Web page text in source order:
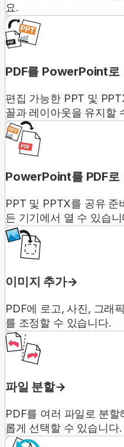
요.
PDF를 PowerPoint로
편집 가능한 PPT 및
꼴과 레이아웃을 유지할
PowerPoint를 PDF로
PPT 및 PPTX를 공유 준
든 기기에서 열 수 있습니
이미지 추가
PDF에 로고, 사진, 그래
를 조정할 수 있습니다.
파일 분할
PDF를 여러 파일로 분
롭게 선택할 수 있습니다.